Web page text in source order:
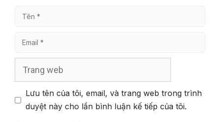
Tên
Email
Lưu tên của tôi, email, và trang web trong trình
duyệt này cho lần bình luận kế tiếp của tôi.